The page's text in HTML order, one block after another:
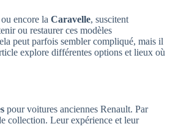
ou encore la Caravelle, suscitent
ou restaurer ces modèles
peut parfois sembler compliqué, mais il
explore différentes options et lieux où
pour voitures anciennes Renault. Par
collection. Leur expérience et leur